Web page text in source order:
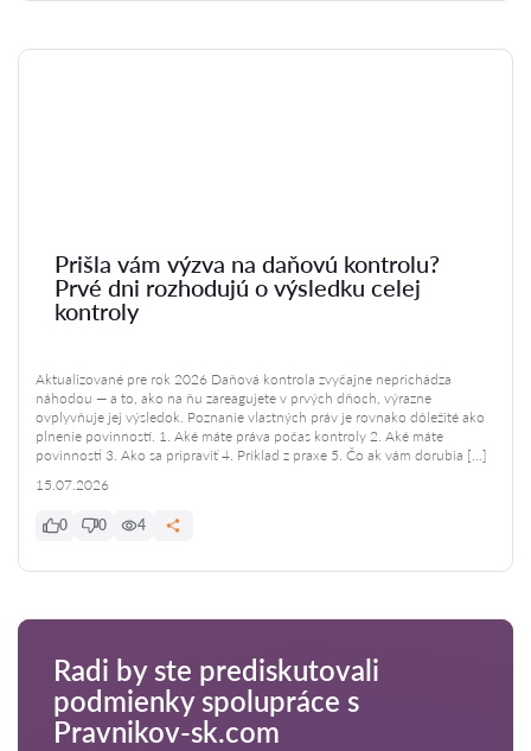
Prišla vám výzva na daňovú kontrolu?
Prvé dni rozhodujú o výsledku celej
kontroly
Aktualizované pre rok 2026 Daňová kontrola zvyčajne neprichádza
náhodou — a to, ako na ňu zareagujete v prvých dňoch, výrazne
ovplyvňuje jej výsledok. Poznanie vlastných práv je rovnako dôležité ako
plnenie povinností. 1. Aké máte práva počas kontroly 2. Aké máte
povinnosti 3. Ako sa pripraviť 4. Príklad z praxe 5. Čo ak vám dorubia […]
15.07.2026
0 0 4
Radi by ste prediskutovali
podmienky spolupráce s
Pravnikov-sk.com